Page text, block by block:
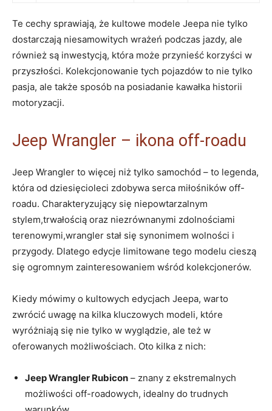
Te cechy sprawiają, że kultowe modele Jeepa nie tylko
dostarczają niesamowitych wrażeń podczas jazdy, ale
również są inwestycją, która może przynieść korzyści w
przyszłości. Kolekcjonowanie tych pojazdów to nie tylko
pasja, ale także sposób na posiadanie kawałka historii
motoryzacji.
Jeep Wrangler – ikona off-roadu
Jeep Wrangler to więcej niż tylko samochód – to legenda,
która od dziesięcioleci zdobywa serca miłośników off-
roadu. Charakteryzujący się niepowtarzalnym
stylem,trwałością oraz niezrównanymi zdolnościami
terenowymi,wrangler stał się synonimem wolności i
przygody. Dlatego edycje limitowane tego modelu cieszą
się ogromnym zainteresowaniem wśród kolekcjonerów.
Kiedy mówimy o kultowych edycjach Jeepa, warto
zwrócić uwagę na kilka kluczowych modeli, które
wyróżniają się nie tylko w wyglądzie, ale też w
oferowanych możliwościach. Oto kilka z nich:
Jeep Wrangler Rubicon – znany z ekstremalnych
możliwości off-roadowych, idealny do trudnych